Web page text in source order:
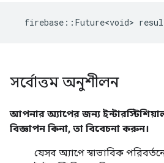
firebase :: Future<void>
সর্বোত্তম অনুশীলন
আপনার অ্যাপের জন্য
বিজ্ঞাপন কিনা, তা বিবেচনা করুন।
যেসব অ্যাপে স্বাভাবিক